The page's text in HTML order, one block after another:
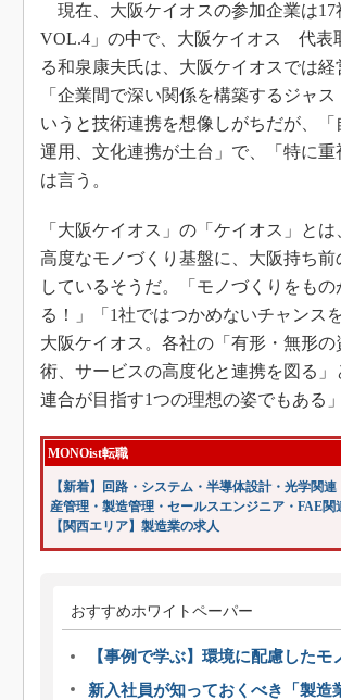
現在、大阪ケイオスの参加企業は17
VOL.4」の中で、大阪ケイオス 代表
る和泉康夫氏は、大阪ケイオスでは
「企業間で深い関係を構築するジャ
いうと技術連携を想像しがちだが、
運用、文化連携が土台」で、「特に
は言う。
「大阪ケイオス」の「ケイオス」と
高度なモノづくり基盤に、大阪持ち
しているそうだ。「モノづくりをも
る！」「1社ではつかめないチャンス
大阪ケイオス。各社の「有形・無形
術、サービスの高度化と連携を図る
連合が目指す1つの理想の姿でもある
MONOist転職
【新着】回路・システム・半導体設計・光学関
産管理・製造管理・セールスエンジニア・FAE関
【関西エリア】製造業の求人
おすすめホワイトペーパー
【事例で学ぶ】環境に配慮したモ
新入社員が知っておくべき「製造